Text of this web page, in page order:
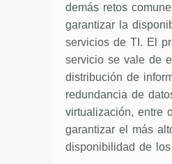
demás retos
garantizar la
servicios de TI. El
servicio se vale de
distribución de
redundancia de
virtualización, entre
garantizar el más
disponibilidad de